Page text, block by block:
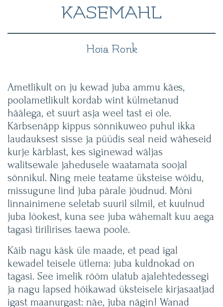
KASEMAHL
Hoia Ronk
Ametlikult on ju kewad juba ammu käes,
poolametlikult kordab wint külmetanud
häälega, et suurt asja weel tast ei ole.
Kärbsenäpp kippus sõnnikuweo puhul ikka
laudauksest sisse ja püüdis seal neid wäheseid
kurje kärblast, kes siginewad wäljas
walitsewale jahedusele waatamata soojal
sõnnikul. Ning meie teatame üksteise wõidu,
missugune lind juba pärale jõudnud. Mõni
linnainimene seletab suuril silmil, et kuulnud
juba lõokest, kuna see juba wähemalt kuu aega
tagasi tirilirises taewa poole.
Käib nagu käsk üle maade, et pead igal
kewadel teisele ütlema: juba kuldnokad on
tagasi. See imelik rõõm ulatub ajalehtedessegi
ja nagu lapsed hõikawad üksteisele kirjasaatjad
igast maanurgast: näe, juba nägin! Wanad